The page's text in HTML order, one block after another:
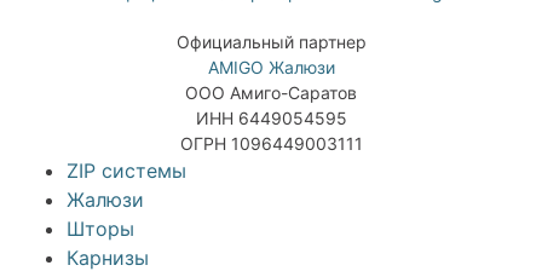
Официальный партнер
AMIGO Жалюзи
ООО Амиго-Саратов
ИНН 6449054595
ОГРН 1096449003111
ZIP системы
Жалюзи
Шторы
Карнизы